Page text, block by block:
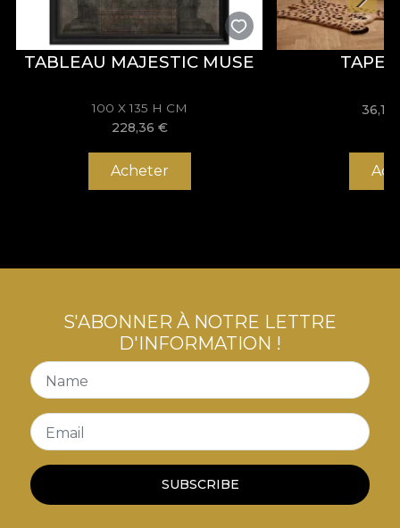
TABLEAU MAJESTIC MUSE
100 X 135 H CM
228,36 €
Acheter
36,16
S'ABONNER À NOTRE LETTRE
D'INFORMATION !
Name
Email
SUBSCRIBE